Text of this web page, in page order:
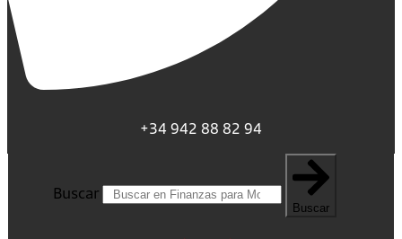
+34 942 88 82 94
Buscar
Buscar